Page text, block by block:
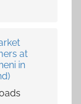
at
in